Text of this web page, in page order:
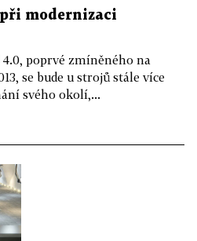
při modernizaci
poprvé zmíněného na
se bude u strojů stále více
svého okolí,...